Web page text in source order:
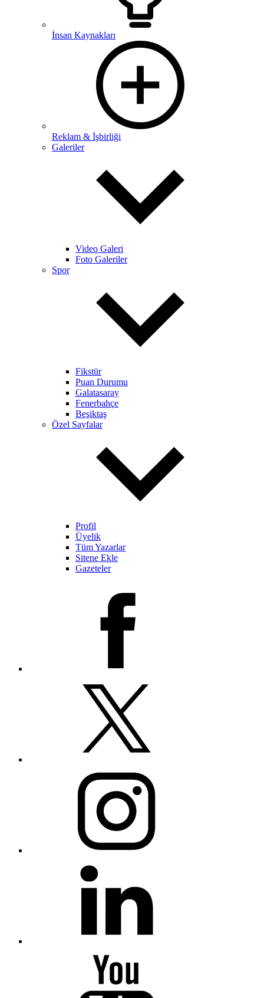
İnsan Kaynakları
Reklam & İşbirliği
Galeriler
Video Galeri
Foto Galeriler
Spor
Fikstür
Puan Durumu
Galatasaray
Fenerbahçe
Beşiktaş
Özel Sayfalar
Profil
Üyelik
Tüm Yazarlar
Sitene Ekle
Gazeteler